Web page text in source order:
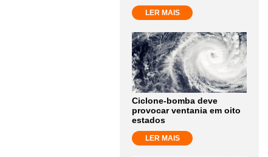
LER MAIS
Ciclone-bomba deve
provocar ventania em oito
estados
LER MAIS